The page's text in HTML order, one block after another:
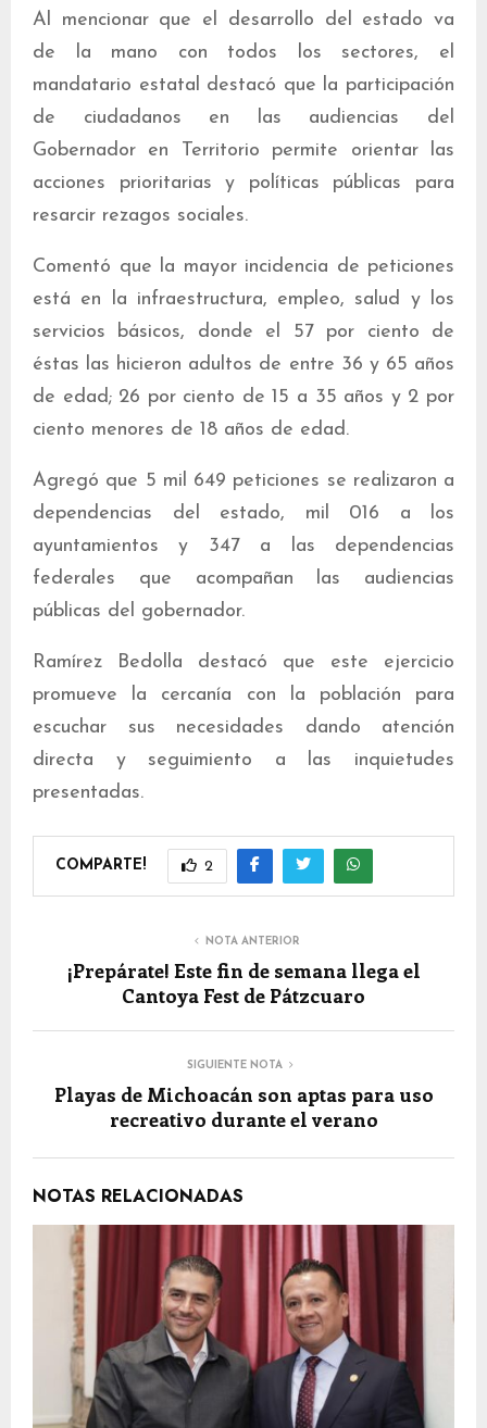
Al mencionar que el desarrollo del estado va
de la mano con todos los sectores, el
mandatario estatal destacó que la participación
de ciudadanos en las audiencias del
Gobernador en Territorio permite orientar las
acciones prioritarias y políticas públicas para
resarcir rezagos sociales.
Comentó que la mayor incidencia de peticiones
está en la infraestructura, empleo, salud y los
servicios básicos, donde el 57 por ciento de
éstas las hicieron adultos de entre 36 y 65 años
de edad; 26 por ciento de 15 a 35 años y 2 por
ciento menores de 18 años de edad.
Agregó que 5 mil 649 peticiones se realizaron a
dependencias del estado, mil 016 a los
ayuntamientos y 347 a las dependencias
federales que acompañan las audiencias
públicas del gobernador.
Ramírez Bedolla destacó que este ejercicio
promueve la cercanía con la población para
escuchar sus necesidades dando atención
directa y seguimiento a las inquietudes
presentadas.
COMPARTE! 2
NOTA ANTERIOR
¡Prepárate! Este fin de semana llega el
Cantoya Fest de Pátzcuaro
SIGUIENTE NOTA
Playas de Michoacán son aptas para uso
recreativo durante el verano
NOTAS RELACIONADAS